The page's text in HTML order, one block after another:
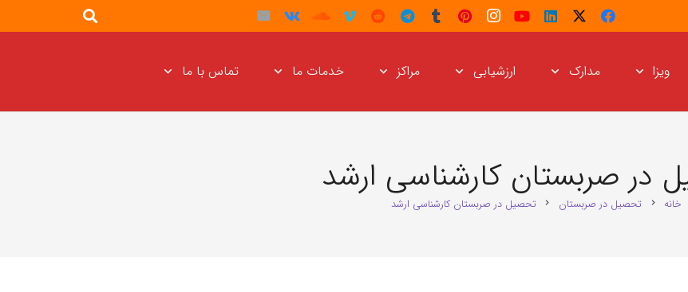
ویزا مدارک ارزشیابی مراکز خدمات ما تماس با ما
در صربستان کارشناسی ارشد
خانه chevron_right تحصیل در صربستان chevron_right تحصیل در صربستان کارشناسی ارشد